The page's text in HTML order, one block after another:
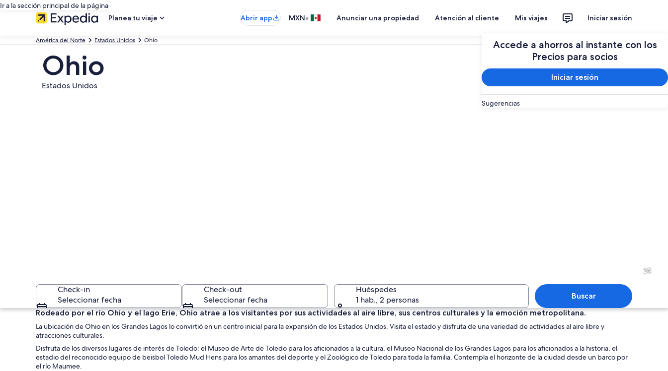
Ir a la sección principal de la página
Planea tu viaje
Abrir app MXN• Anunciar una propiedad Atención al cliente Mis viajes Iniciar sesión
Accede a ahorros al instante con los
Precios para socios
Iniciar sesión
Sugerencias
América del Norte Estados Unidos Ohio Planear un viaje
Ohio
Estados Unidos
25
Check-in
Seleccionar fecha
Check-out
Seleccionar fecha
Huéspedes
1 hab., 2 personas
Buscar
Rodeado por el río Ohio y el lago Erie, Ohio atrae a los visitantes por sus actividades al aire libre, sus centros culturales y la emoción metropolitana.
La ubicación de Ohio en los Grandes Lagos lo convirtió en un centro inicial para la expansión de los Estados Unidos. Visita el estado y disfruta de una variedad de actividades al aire libre y
atracciones culturales.
Disfruta de los diversos lugares de interés de Toledo: el Museo de Arte de Toledo para los aficionados a la cultura, el Museo Nacional de los Grandes Lagos para los aficionados a la historia, el
estadio del reconocido equipo de beisbol Toledo Mud Hens para los amantes del deporte y el Zoológico de Toledo para toda la familia. Contempla el horizonte de la ciudad desde un barco por
el río Maumee.